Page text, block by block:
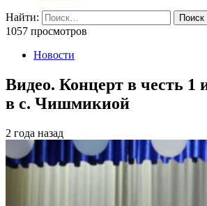
Найти:
1057 просмотров
Новости
Видео. Концерт в честь
в с. Чишмикиой
2 года назад